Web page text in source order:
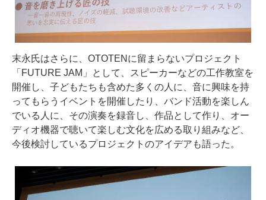
末永氏はさらに、OTOTENに留まらないプロジェクト
「FUTURE JAM」として、スピーカーなどの工作教室を
開催し、子どもたちも含めた多くの人に、音に興味を持
ってもらうイベントを開催したり、バンド活動を楽しん
でいる人に、その演奏を録音し、作品として作り、オー
ディオ機器で聴いて楽しむ文化を広める取り組みなど、
今後検討しているプロジェクトのアイデアも語った。